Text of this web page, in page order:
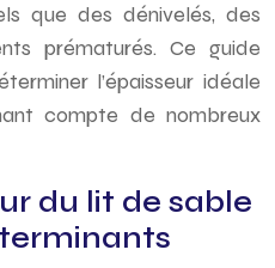
que des dénivelés, des
prématurés. Ce guide
l’épaisseur idéale
compte de nombreux
du lit de sable